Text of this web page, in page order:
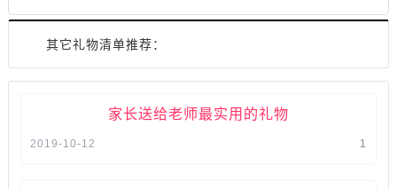
其它礼物清单推荐：
家长送给老师最实用的礼物
1
2019-10-12